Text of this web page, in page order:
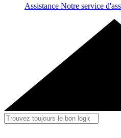
Assistance Notre service